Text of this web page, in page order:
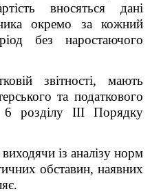
вносяться дані
окремо за кожний
без наростаючого
звітності, мають
та податкового
розділу ІІІ Порядку
із аналізу норм
обставин, наявних